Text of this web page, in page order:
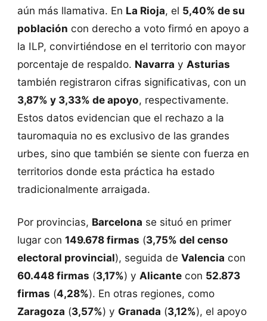
aún más llamativa. En La Rioja, el 5,40% de su
población con derecho a voto firmó en apoyo a
la ILP, convirtiéndose en el territorio con mayor
porcentaje de respaldo. Navarra y Asturias
también registraron cifras significativas, con un
3,87% y 3,33% de apoyo, respectivamente.
Estos datos evidencian que el rechazo a la
tauromaquia no es exclusivo de las grandes
urbes, sino que también se siente con fuerza en
territorios donde esta práctica ha estado
tradicionalmente arraigada​.
Por provincias, Barcelona se situó en primer
lugar con 149.678 firmas (3,75% del censo
electoral provincial), seguida de Valencia con
60.448 firmas (3,17%) y Alicantecon 52.873
firmas (4,28%). En otras regiones, como
Zaragoza (3,57%) y Granada (3,12%), el apoyo